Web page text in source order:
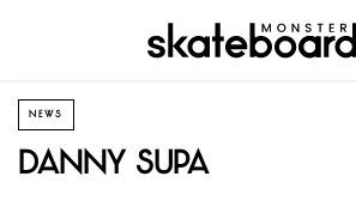
NEWS
Danny Supa